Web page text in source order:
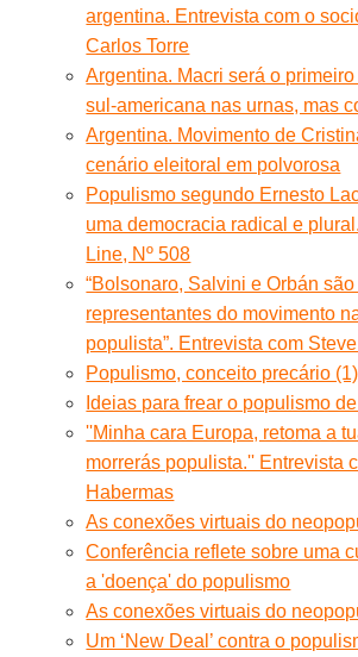
argentina. Entrevista com o
Carlos Torre
Argentina. Macri será o
sul-americana nas urnas, mas
Argentina. Movimento de
cenário eleitoral em polvorosa
Populismo segundo Ernesto
uma democracia radical e
Line, Nº 508
“Bolsonaro, Salvini e Orbán
representantes do movimento
populista”. Entrevista com
Populismo, conceito precário (1)
Ideias para frear o populismo
''Minha cara Europa, retoma a
morrerás populista.'' Entrevista
Habermas
As conexões virtuais do
Conferência reflete sobre uma
a 'doença' do populismo
As conexões virtuais do
Um ‘New Deal’ contra o